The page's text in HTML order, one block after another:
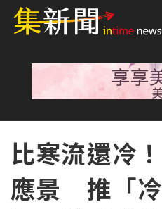
比寒流還冷
應景 推「